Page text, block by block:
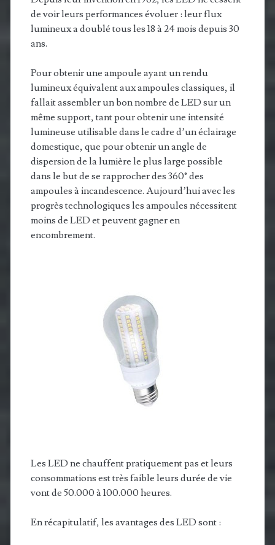
de voir leurs performances évoluer : leur flux
lumineux a doublé tous les 18 à 24 mois depuis 30
ans.
Pour obtenir une ampoule ayant un rendu
lumineux équivalent aux ampoules classiques, il
fallait assembler un bon nombre de LED sur un
même support, tant pour obtenir une intensité
lumineuse utilisable dans le cadre d’un éclairage
domestique, que pour obtenir un angle de
dispersion de la lumière le plus large possible
dans le but de se rapprocher des 360° des
ampoules à incandescence. Aujourd’hui avec les
progrès technologiques les ampoules nécessitent
moins de LED et peuvent gagner en
encombrement.
Les LED ne chauffent pratiquement pas et leurs
consommations est très faible leurs durée de vie
vont de 50.000 à 100.000 heures.
En récapitulatif, les avantages des LED sont :